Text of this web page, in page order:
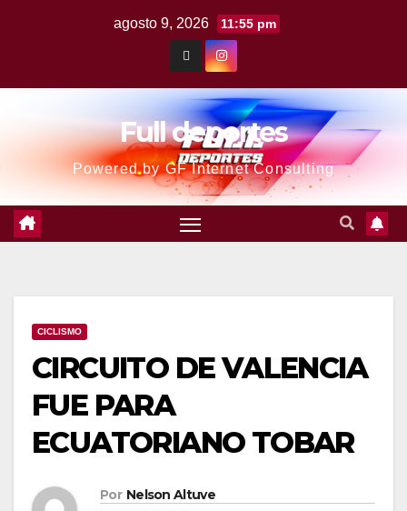
agosto 9, 2026 11:55 pm
Full deportes
Powered by GF Internet Consulting
CICLISMO
CIRCUITO DE VALENCIA
FUE PARA
ECUATORIANO TOBAR
Por Nelson Altuve